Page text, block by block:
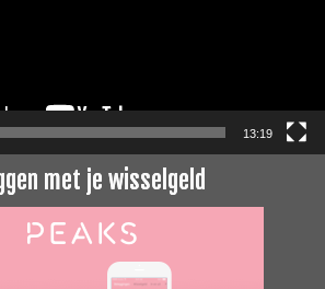
13:19
met je wisselgeld